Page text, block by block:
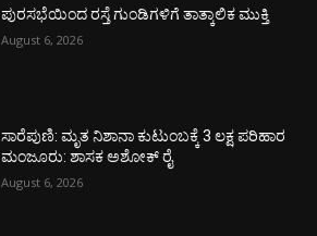
ಪುರಸಭೆಯಿಂದ ರಸ್ತೆ ಗುಂಡಿಗಳಿಗೆ ತಾತ್ಕಾಲಿಕ ಮುಕ್ತಿ
August 6, 2026
ಸಾರೆಪುಣಿ: ಮೃತ ನಿಶಾನಾ ಕುಟುಂಬಕ್ಕೆ 3 ಲಕ್ಷ ಪರಿಹಾರ
ಮಂಜೂರು: ಶಾಸಕ ಅಶೋಕ್ ರೈ
August 6, 2026